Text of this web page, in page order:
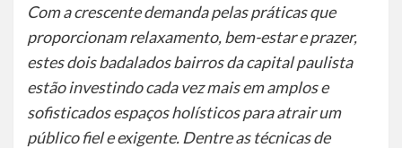
Com a crescente demanda pelas práticas que
proporcionam relaxamento, bem-estar e prazer,
estes dois badalados bairros da capital paulista
estão investindo cada vez mais em amplos e
sofisticados espaços holísticos para atrair um
público fiel e exigente. Dentre as técnicas de